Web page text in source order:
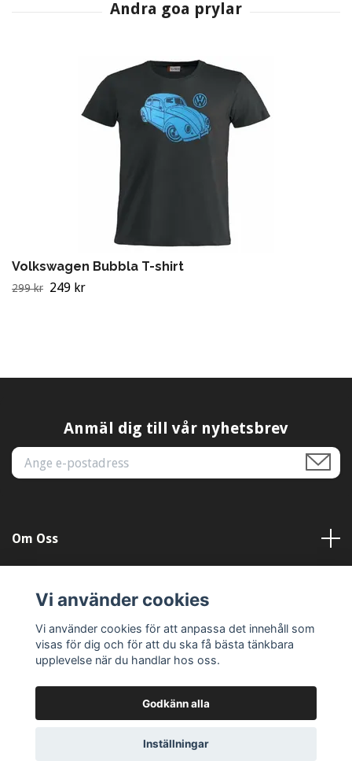
Volkswagen Bubbla T-shirt
299 kr 249 kr
Anmäl dig till vår nyhetsbrev
Om Oss
Läs mer
© 2026 Dekal-Dag
Vi använder cookies
Vi använder cookies för att anpassa det innehåll som
visas för dig och för att du ska få bästa tänkbara
upplevelse när du handlar hos oss.
Godkänn alla
Inställningar